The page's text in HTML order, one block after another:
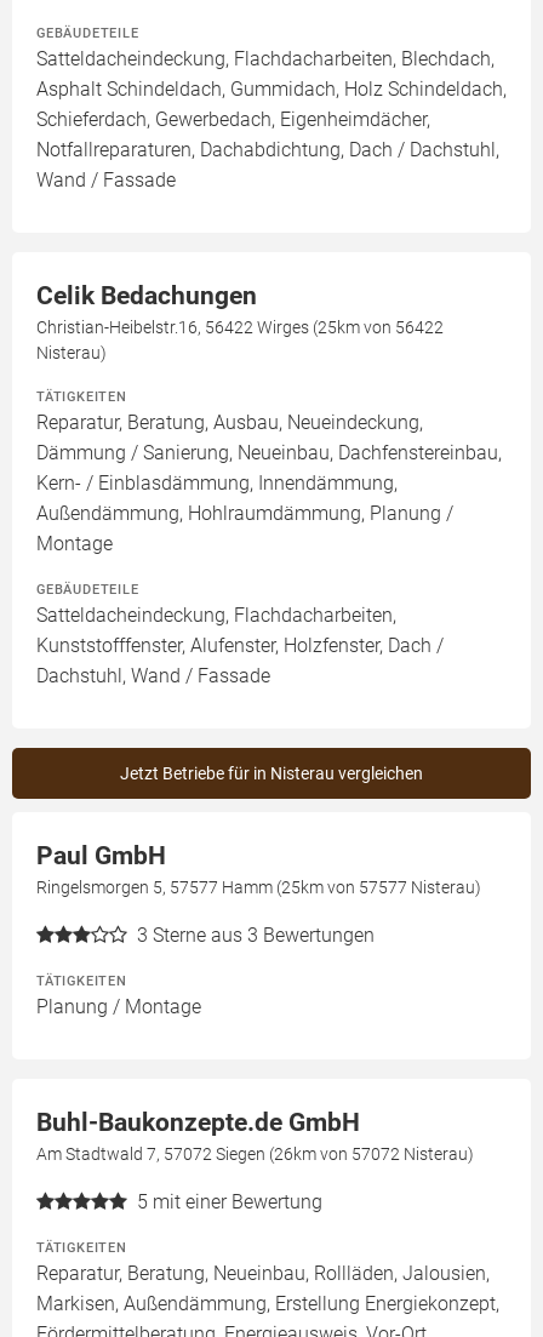
GEBÄUDETEILE
Satteldacheindeckung, Flachdacharbeiten, Blechdach,
Asphalt Schindeldach, Gummidach, Holz Schindeldach,
Schieferdach, Gewerbedach, Eigenheimdächer,
Notfallreparaturen, Dachabdichtung, Dach / Dachstuhl,
Wand / Fassade
Celik Bedachungen
Christian-Heibelstr.16, 56422 Wirges (25km von 56422
Nisterau)
TÄTIGKEITEN
Reparatur, Beratung, Ausbau, Neueindeckung,
Dämmung / Sanierung, Neueinbau, Dachfenstereinbau,
Kern- / Einblasdämmung, Innendämmung,
Außendämmung, Hohlraumdämmung, Planung /
Montage
GEBÄUDETEILE
Satteldacheindeckung, Flachdacharbeiten,
Kunststofffenster, Alufenster, Holzfenster, Dach /
Dachstuhl, Wand / Fassade
Jetzt Betriebe für in Nisterau vergleichen
Paul GmbH
Ringelsmorgen 5, 57577 Hamm (25km von 57577 Nisterau)
3 Sterne aus 3 Bewertungen
TÄTIGKEITEN
Planung / Montage
Buhl-Baukonzepte.de GmbH
Am Stadtwald 7, 57072 Siegen (26km von 57072 Nisterau)
5 mit einer Bewertung
TÄTIGKEITEN
Reparatur, Beratung, Neueinbau, Rollläden, Jalousien,
Markisen, Außendämmung, Erstellung Energiekonzept,